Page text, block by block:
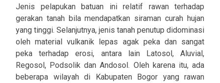
Jenis pelapukan batuan ini relatif rawan terhadap
gerakan tanah bila mendapatkan siraman curah hujan
yang tinggi. Selanjutnya, jenis tanah penutup didominasi
oleh material vulkanik lepas agak peka dan sangat
peka terhadap erosi, antara lain Latosol, Aluvial,
Regosol, Podsolik dan Andosol. Oleh karena itu, ada
beberapa wilayah di Kabupaten Bogor yang rawan